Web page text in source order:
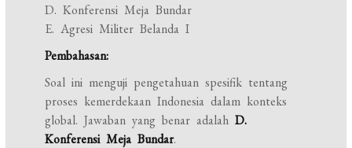
D. Konferensi Meja Bundar
E. Agresi Militer Belanda I
Pembahasan:
Soal ini menguji pengetahuan spesifik tentang
proses kemerdekaan Indonesia dalam konteks
global. Jawaban yang benar adalahD.
Konferensi Meja Bundar.